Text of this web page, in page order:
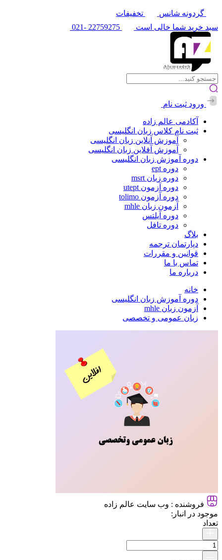
گردونه شانس
تخفیفات
سبد خرید شما خالی است
22759275
-021
ورود ثبت نام
آکادمی عالم زاده
ثبت نام کلاس زبان انگلیسی
آموزش آنلاین زبان انگلیسی
آموزش آفلاین زبان انگلیسی
دوره آموزش زبان انگلیسی
دوره ept
دوره زبان msrt
دوره آزمون utept
دوره آزمون tolimo
آزمون زبان mhle
دوره آیلتس
دوره تافل
بلاگ
دپارتمان ترجمه
قوانین و مقررات
تماس با ما
درباره ما
خانه
دوره آموزش زبان انگلیسی
آزمون زبان mhle
زبان عمومی و تخصصی
فروشنده : وب سایت عالم زاده
موجود در انبار:
تعداد